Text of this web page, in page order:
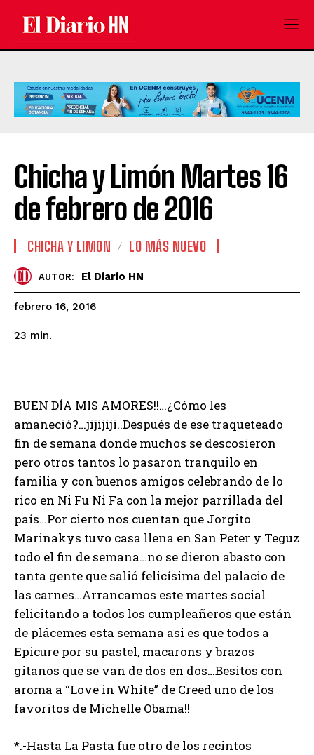
Chicha y Limón Martes 16
de febrero de 2016
CHICHA Y LIMON LO MÁS NUEVO
AUTOR: El Diario HN
febrero 16, 2016
23 min.
BUEN DÍA MIS AMORES!!…¿Cómo les
amaneció?…jijijiji..Después de ese traqueteado
fin de semana donde muchos se descosieron
pero otros tantos lo pasaron tranquilo en
familia y con buenos amigos celebrando de lo
rico en Ni Fu Ni Fa con la mejor parrillada del
país…Por cierto nos cuentan que Jorgito
Marinakys tuvo casa llena en San Peter y Teguz
todo el fin de semana…no se dieron abasto con
tanta gente que salió felicísima del palacio de
las carnes…Arrancamos este martes social
felicitando a todos los cumpleañeros que están
de plácemes esta semana asi es que todos a
Epicure por su pastel, macarons y brazos
gitanos que se van de dos en dos…Besitos con
aroma a “Love in White” de Creed uno de los
favoritos de Michelle Obama!!
*.-Hasta La Pasta fue otro de los recintos